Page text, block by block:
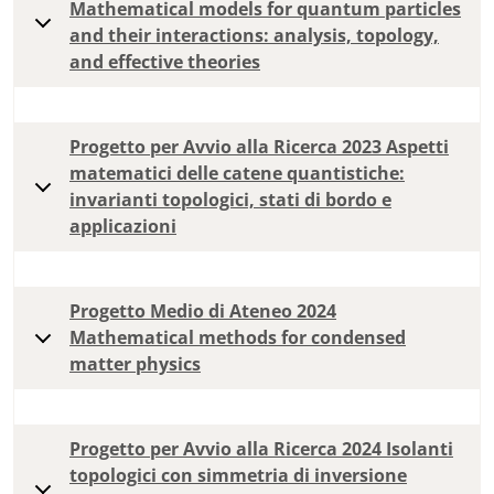
Mathematical models for quantum particles
and their interactions: analysis, topology,
and effective theories
Progetto per Avvio alla Ricerca 2023 Aspetti
matematici delle catene quantistiche:
invarianti topologici, stati di bordo e
applicazioni
Progetto Medio di Ateneo 2024
Mathematical methods for condensed
matter physics
Progetto per Avvio alla Ricerca 2024 Isolanti
topologici con simmetria di inversione